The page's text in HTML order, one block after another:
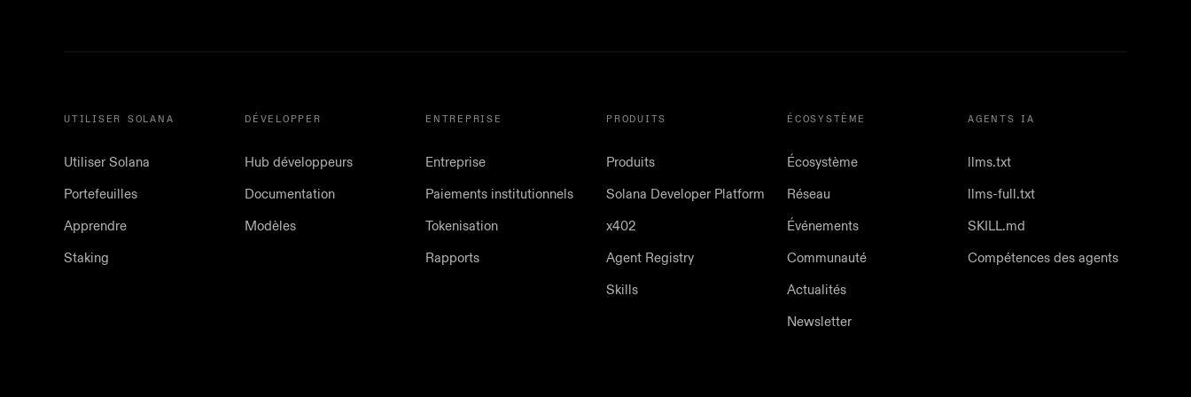
UTILISER SOLANA
Utiliser Solana
Portefeuilles
Apprendre
Staking
DÉVELOPPER
Hub développeurs
Documentation
Modèles
ENTREPRISE
Entreprise
Paiements institutionnels
Tokenisation
Rapports
PRODUITS
Produits
Solana Developer Platform
x402
Agent Registry
Skills
ÉCOSYSTÈME
Écosystème
Réseau
Événements
Communauté
Actualités
Newsletter
AGENTS IA
llms.txt
llms-full.txt
SKILL.md
Compétences des agents